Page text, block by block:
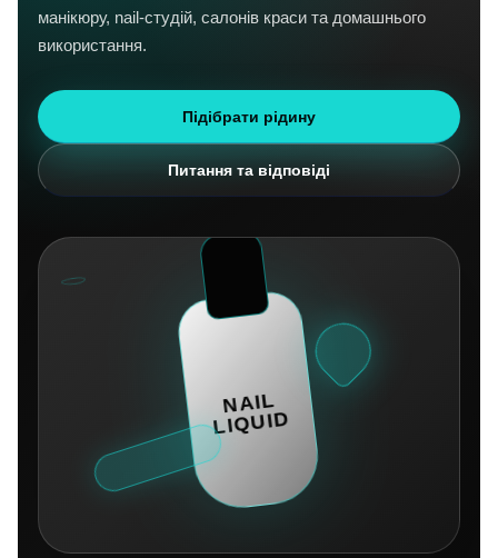
манікюру, nail-студій, салонів краси та домашнього
використання.
Підібрати рідину
Питання та відповіді